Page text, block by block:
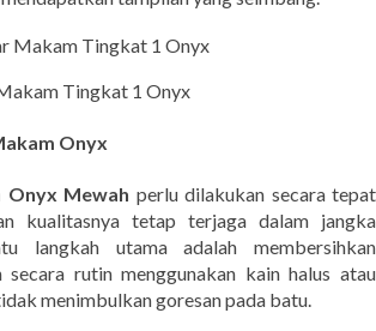
Tingkat 1 Onyx
Onyx
Onyx Mewah perlu dilakukan secara tepat
kualitasnya tetap terjaga dalam jangka
langkah utama adalah membersihkan
secara rutin menggunakan kain halus atau
menimbulkan goresan pada batu.